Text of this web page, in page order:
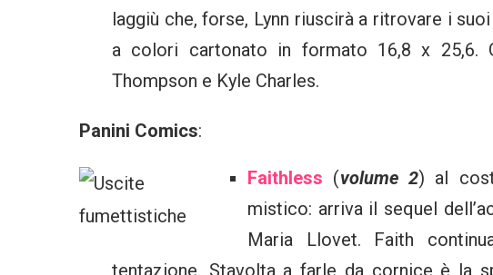
laggiù che, forse, Lynn riuscirà a ritrovare i
a colori cartonato in formato 16,8 x 25,6.
Thompson e Kyle Charles.
Panini Comics:
Faithless (volume 2) al
mistico: arriva il sequel
Maria Llovet. Faith
tentazione. Stavolta a farle da cornice è la